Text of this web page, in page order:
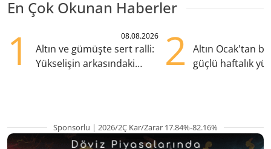
En Çok Okunan Haberler
1 08.08.2026
Altın ve gümüşte sert ralli:
Yükselişin arkasındaki
2
Altın Ocak'tan
güçlü haftalık
Sponsorlu | 2026/2Ç Kar/Zarar 17.84%-82.16%